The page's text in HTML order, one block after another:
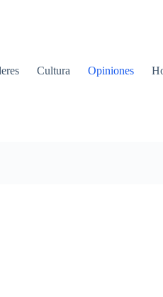
Cultura Opiniones